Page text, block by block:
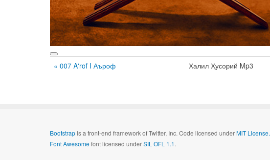
« 007 A'rof I Аъроф Халил Ҳусорий Mp3
Bootstrapis a front-end framework of Twitter, Inc. Code licensed underMIT License.
Font Awesomefont licensed underSIL OFL 1.1.